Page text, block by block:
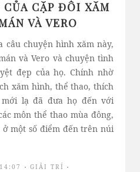
CẶP ĐÔI XĂM
VÀ VERO
câu chuyện hình xăm này,
và Vero và chuyện tình
đẹp của họ. Chính nhờ
xăm hình, thể thao, thích
lạ đã đưa họ đến với
môn thể thao mùa đông,
một số điểm đến trên núi
GIẢI TRÍ